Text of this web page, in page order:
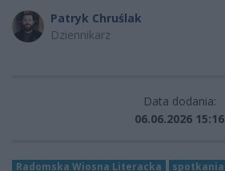
Patryk Chruślak
Dziennikarz
Data dodania:
06.06.2026 15:16
Radomska Wiosna Literacka spotkania